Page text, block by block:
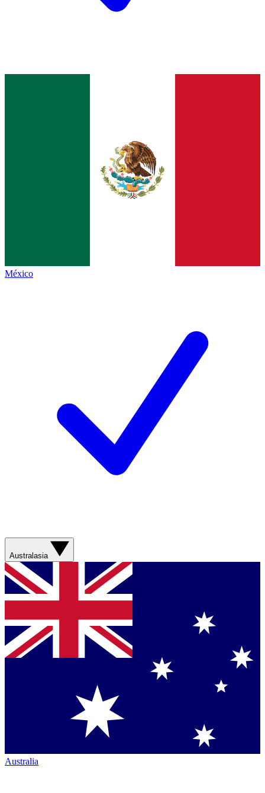
México
Australasia
Australia